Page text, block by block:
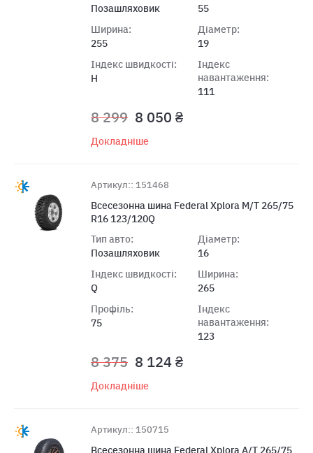
Позашляховик
Ширина:
255
Індекс швидкості:
H
55
Діаметр:
19
Індекс
навантаження:
111
8 299 8 050 ₴
Докладніше
Артикул:: 151468
Всесезонна шина Federal Xplora M/T 265/75
R16 123/120Q
Тип авто:
Позашляховик
Індекс швидкості:
Q
Профіль:
75
Діаметр:
16
Ширина:
265
Індекс
навантаження:
123
8 375 8 124 ₴
Докладніше
Артикул:: 150715
Всесезонна шина Federal Xplora A/T 265/75